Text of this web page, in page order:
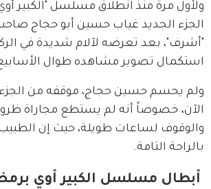
ولأول مرة منذ انطلاق مسلسل "الكبير
الجزء الجديد غياب حسين أبو حجاج
"أشرف"، بعد تعرضه لآلام شديدة في
استكمال تصوير مشاهده طوال
ولم يحسم حسين حجاج، موقفه من
الآن، خصوصاً أنه لم يستطع مجاراة
والوقوف لساعات طويلة، حيث إن
بالراحة التامة.
أبطال مسلسل الكبير أوي